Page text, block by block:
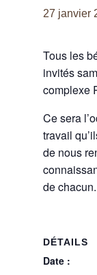
27 janvier
Tous les
invités
complexe
Ce sera
travail
de nous
de chacun.
DÉTAILS
Date :